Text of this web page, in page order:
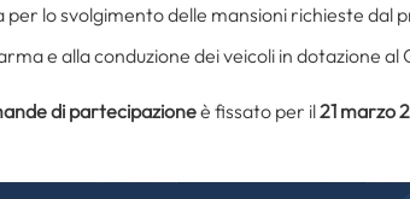
per lo svolgimento delle mansioni richieste dal
e alla conduzione dei veicoli in dotazione al
di partecipazioneè fissato per il21 marzo